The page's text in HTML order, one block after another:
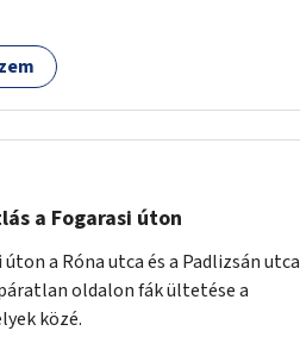
visszaszorítását.
a Fogarasi úton
úton a Róna utca és a Padlizsán utca
oldalon fák ültetése a
közé.